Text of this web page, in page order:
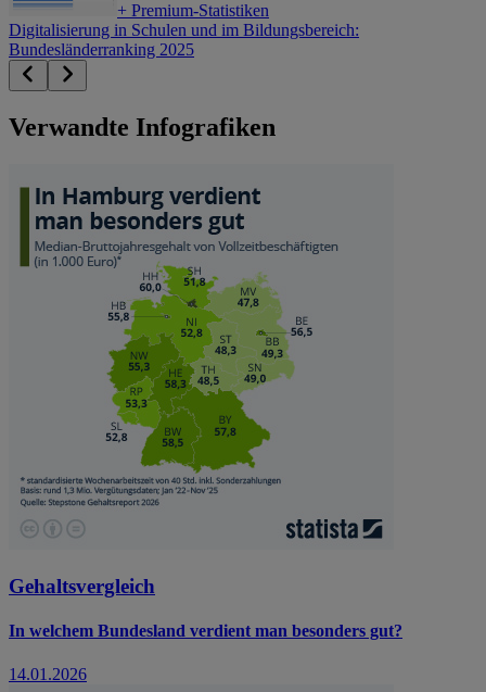
+ Premium-Statistiken
Digitalisierung in Schulen und im Bildungsbereich:
Bundesländerranking 2025
Verwandte Infografiken
Gehaltsvergleich
In welchem Bundesland verdient man besonders gut?
14.01.2026